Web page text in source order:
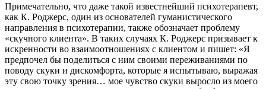
Примечательно, что даже такой известнейший психотерапевт,
как К. Роджерс, один из основателей гуманистического
направления в психотерапии, также обозначает проблему
«скучного клиента». В таких случаях К. Роджерс призывает к
искренности во взаимоотношениях с клиентом и пишет: «Я
предпочел бы поделиться с ним своими переживаниями по
поводу скуки и дискомфорта, которые я испытываю, выражая
эту свою точку зрения… мое чувство скуки выросло из моего